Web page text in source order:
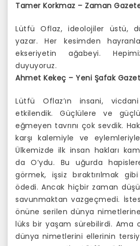
Tamer Korkmaz – Zaman
Lütfü Oflaz, ideolojiler üstü,
yazar. Her kesimden
ekseriyetin ağabeyi.
duyuyoruz.
Ahmet Kekeç – Yeni Şafak
Lütfü Oflaz’ın insani,
etkilendik. Güçlülere ve
eğmeyen tavrını çok sevdik.
karşı kalemiyle ve
Ülkemizde ilk insan hakları
da O’ydu. Bu uğurda
görmek, işsiz bıraktırılmak
ödedi. Ancak hiçbir zaman
savunmaktan vazgeçmedi.
önüne serilen dünya
lüks bir yaşam sürebilirdi. Ama
dünya nimetlerini ellerinin